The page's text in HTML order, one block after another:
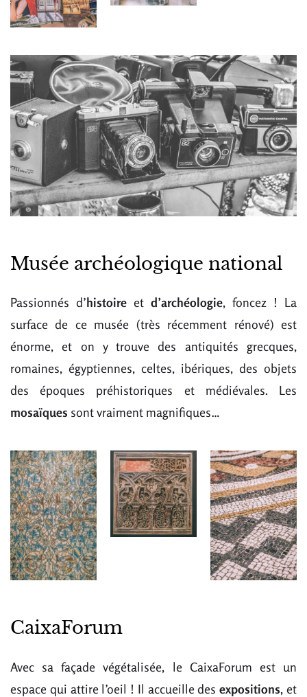
Musée archéologique national
Passionnés d’histoire et d’archéologie, foncez ! La
surface de ce musée (très récemment rénové) est
énorme, et on y trouve des antiquités grecques,
romaines, égyptiennes, celtes, ibériques, des objets
des époques préhistoriques et médiévales. Les
mosaïques sont vraiment magnifiques…
CaixaForum
Avec sa façade végétalisée, le CaixaForum est un
espace qui attire l’oeil ! Il accueille desexpositions, et